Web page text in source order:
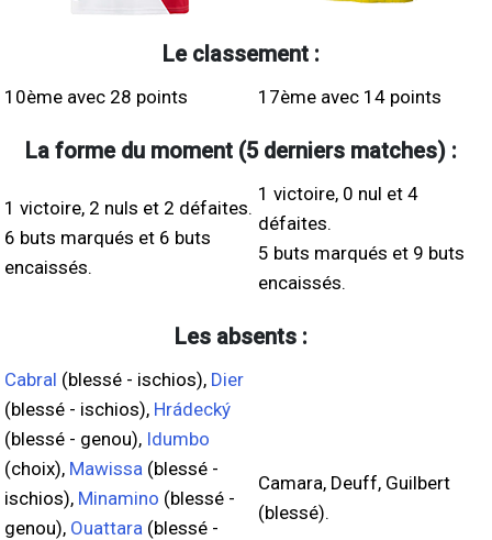
Le classement :
10ème avec 28 points 17ème avec 14 points
La forme du moment (5 derniers matches) :
1 victoire, 2 nuls et 2 défaites.
6 buts marqués et 6 buts
encaissés.
1 victoire, 0 nul et 4
défaites.
5 buts marqués et 9 buts
encaissés.
Les absents :
Cabral (blessé - ischios), Dier
(blessé - ischios), Hrádecký
(blessé - genou), Idumbo
(choix), Mawissa (blessé -
ischios), Minamino (blessé -
genou), Ouattara (blessé -
Camara, Deuff, Guilbert
(blessé).